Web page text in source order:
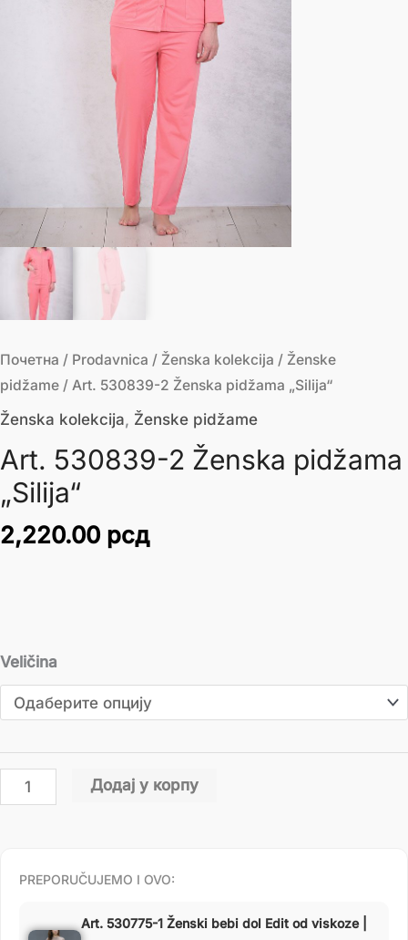
Почетна / Prodavnica / Ženska kolekcija / Ženske
pidžame / Art. 530839-2 Ženska pidžama „Silija“
Ženska kolekcija, Ženske pidžame
Art. 530839-2 Ženska pidžama
„Silija“
2,220.00 рсд
Veličina
Додај у корпу
PREPORUČUJEMO I OVO:
Art. 530775-1 Ženski bebi dol Edit od viskoze |